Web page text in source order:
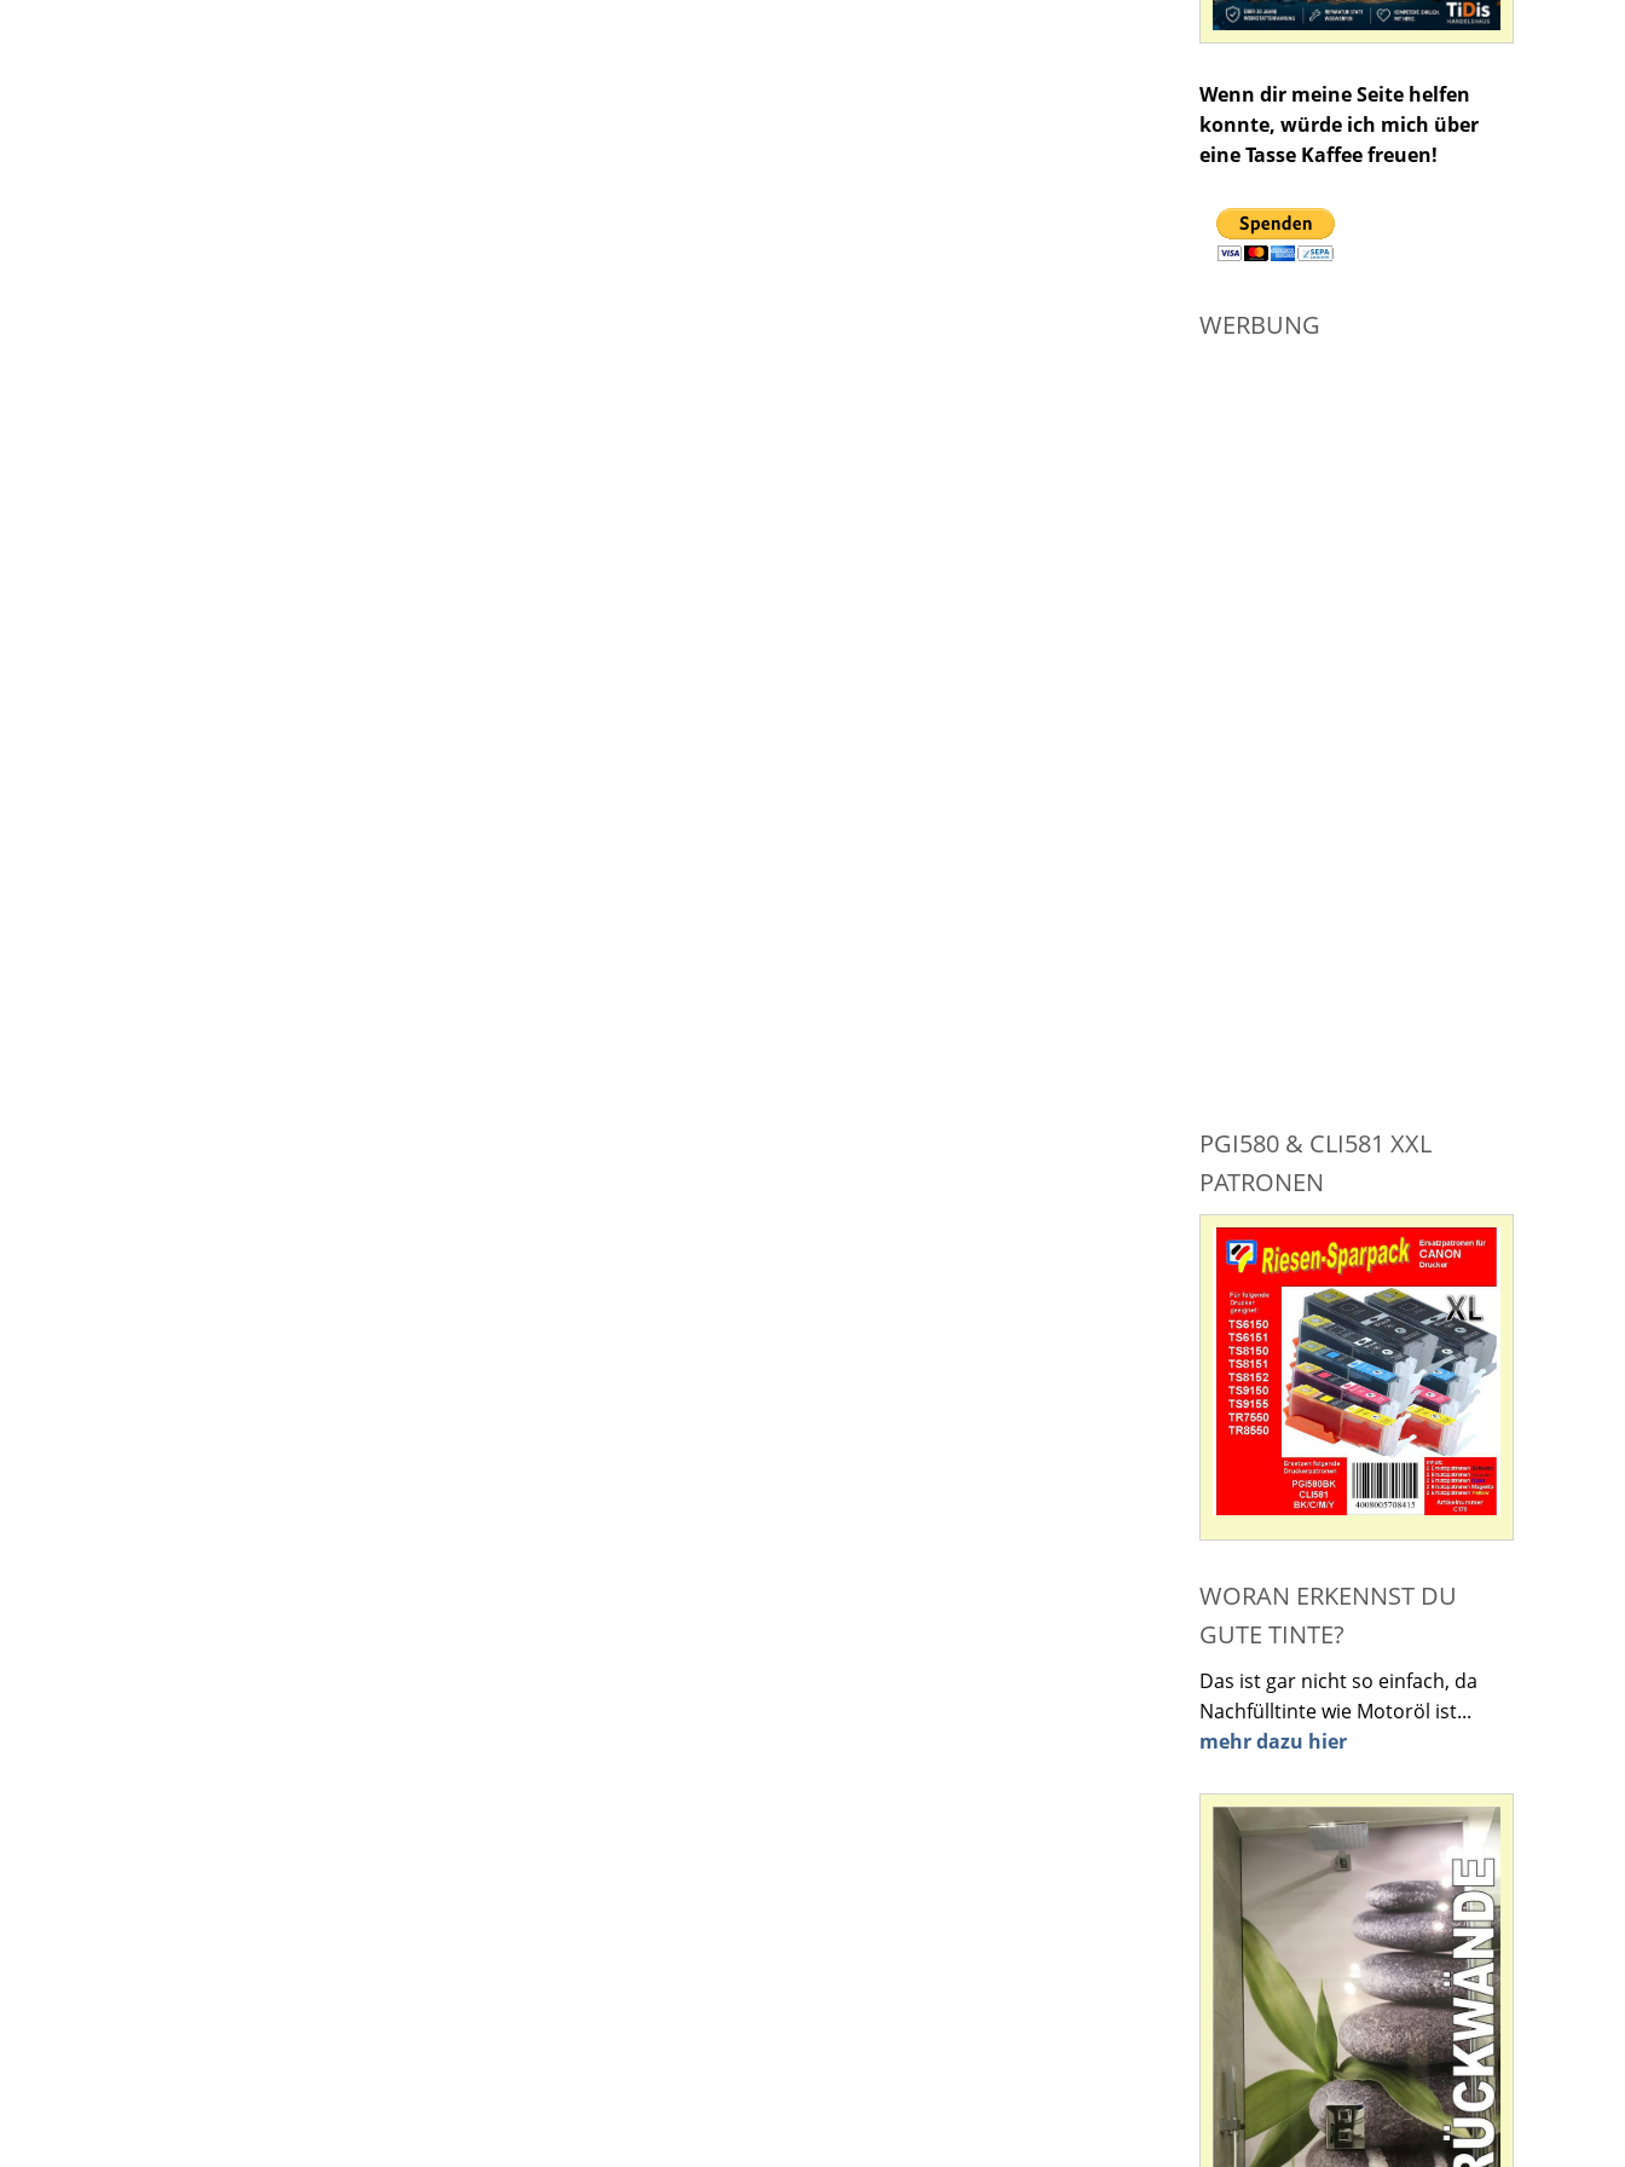
Wenn dir meine Seite helfen
konnte, würde ich mich über
eine Tasse Kaffee freuen!
WERBUNG
PGI580 & CLI581 XXL
PATRONEN
WORAN ERKENNST DU
GUTE TINTE?
Das ist gar nicht so einfach, da
Nachfülltinte wie Motoröl ist...
mehr dazu hier